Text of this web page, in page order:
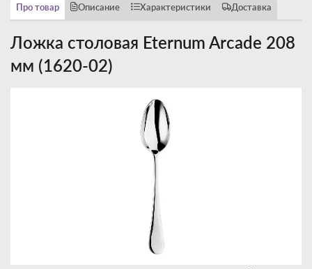
Про товар Описание Характеристики Доставка
Ложка столовая Eternum Arcade 208
мм (1620-02)